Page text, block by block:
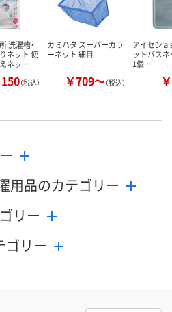
洗濯槽・
ネット 使
ネッ…
（税込）
カミハタ スーパーカラ
ーネット 細目
￥709～（税込）
アイセン
ットバス
1個…
用品のカテゴリー
リー
ゴリー